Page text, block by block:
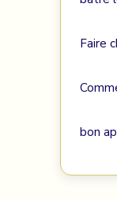
Faire
bon